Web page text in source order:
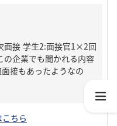
接もあったようなの
ちら